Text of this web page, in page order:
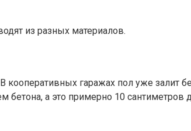
из разных материалов.
гаражах пол уже залит
бетона, а это примерно 10